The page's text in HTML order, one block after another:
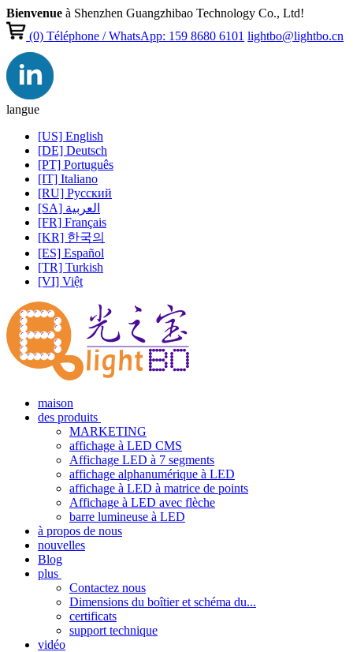
Bienvenue à Shenzhen Guangzhibao Technology Co., Ltd!
(0)Téléphone / WhatsApp: 159 8680 6101 lightbo@lightbo.cn
langue
[US] English
[DE] Deutsch
[PT] Português
[IT] Italiano
[RU] Pусский
[SA] العربية
[FR] Français
[KR] 한국의
[ES] Español
[TR] Turkish
[VI] Việt
maison
des produits
MARKETING
affichage à LED CMS
Affichage LED à 7 segments
affichage alphanumérique à LED
affichage à LED à matrice de points
Affichage à LED avec flèche
barre lumineuse à LED
à propos de nous
nouvelles
Blog
plus
Contactez nous
Dimensions du boîtier et schéma du...
certificats
support technique
vidéo